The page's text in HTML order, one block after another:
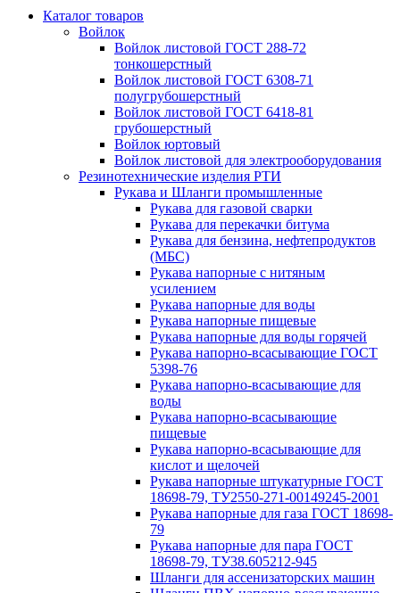
Каталог товаров
Войлок
Войлок листовой ГОСТ 288-72
тонкошерстный
Войлок листовой ГОСТ 6308-71
полугрубошерстный
Войлок листовой ГОСТ 6418-81
грубошерстный
Войлок юртовый
Войлок листовой для электрооборудования
Резинотехнические изделия РТИ
Рукава и Шланги промышленные
Рукава для газовой сварки
Рукава для перекачки битума
Рукава для бензина, нефтепродуктов
(МБС)
Рукава напорные с нитяным
усилением
Рукава напорные для воды
Рукава напорные пищевые
Рукава напорные для воды горячей
Рукава напорно-всасывающие ГОСТ
5398-76
Рукава напорно-всасывающие для
воды
Рукава напорно-всасывающие
пищевые
Рукава напорно-всасывающие для
кислот и щелочей
Рукава напорные штукатурные ГОСТ
18698-79, ТУ2550-271-00149245-2001
Рукава напорные для газа ГОСТ 18698-
79
Рукава напорные для пара ГОСТ
18698-79, ТУ38.605212-945
Шланги для ассенизаторских машин